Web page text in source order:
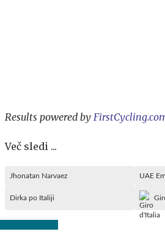
Results powered by
Več sledi ...
Jhonatan Narvaez UAE
Dirka po Italiji